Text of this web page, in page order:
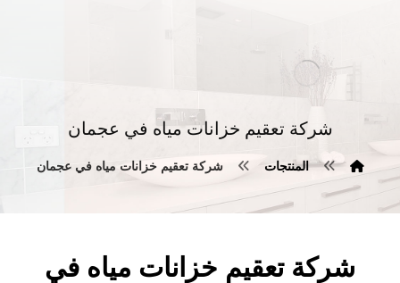
شركة تعقيم خزانات مياه في عجمان
المنتجات شركة تعقيم خزانات مياه في عجمان
شركة تعقيم خزانات مياه في